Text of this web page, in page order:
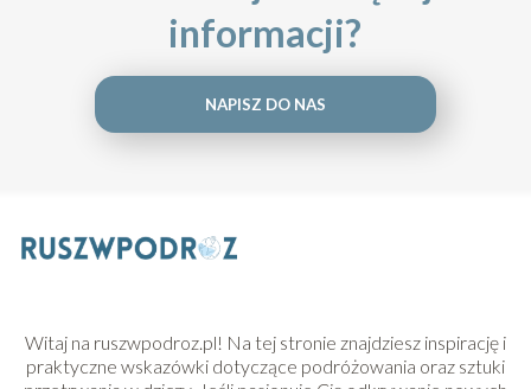
informacji?
NAPISZ DO NAS
Witaj na ruszwpodroz.pl! Na tej stronie znajdziesz inspirację i
praktyczne wskazówki dotyczące podróżowania oraz sztuki